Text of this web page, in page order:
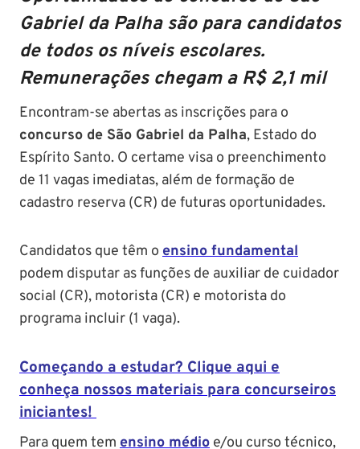
Gabriel da Palha são para candidatos
de todos os níveis escolares.
Remunerações chegam a R$ 2,1 mil
Encontram-se abertas as inscrições para o
concurso de São Gabriel da Palha, Estado do
Espírito Santo. O certame visa o preenchimento
de 11 vagas imediatas, além de formação de
cadastro reserva (CR) de futuras oportunidades.
Candidatos que têm o ensino fundamental
podem disputar as funções de auxiliar de cuidador
social (CR), motorista (CR) e motorista do
programa incluir (1 vaga).
Começando a estudar? Clique aqui e
conheça nossos materiais para concurseiros
iniciantes!
Para quem tem ensino médio e/ou curso técnico,